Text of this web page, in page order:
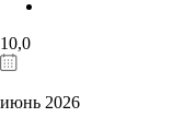
10,0
июнь 2026